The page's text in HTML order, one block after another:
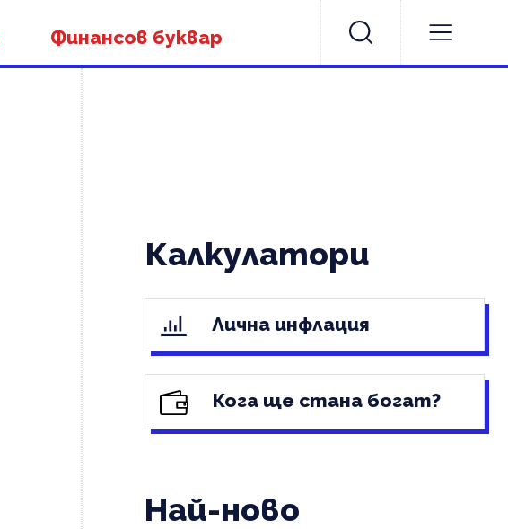
Финансов буквар
Калкулатори
Лична инфлация
Кога ще стана богат?
Най-ново